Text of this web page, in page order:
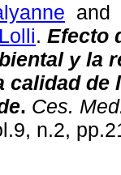
and
. Efecto
y la
calidad de
. Ces.
n.2,